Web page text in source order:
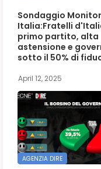
Sondaggio Monitor
Italia:Fratelli
primo partito, alta
astensione e
sotto il 50% di
April 12, 2025
AGENZIA DIRE